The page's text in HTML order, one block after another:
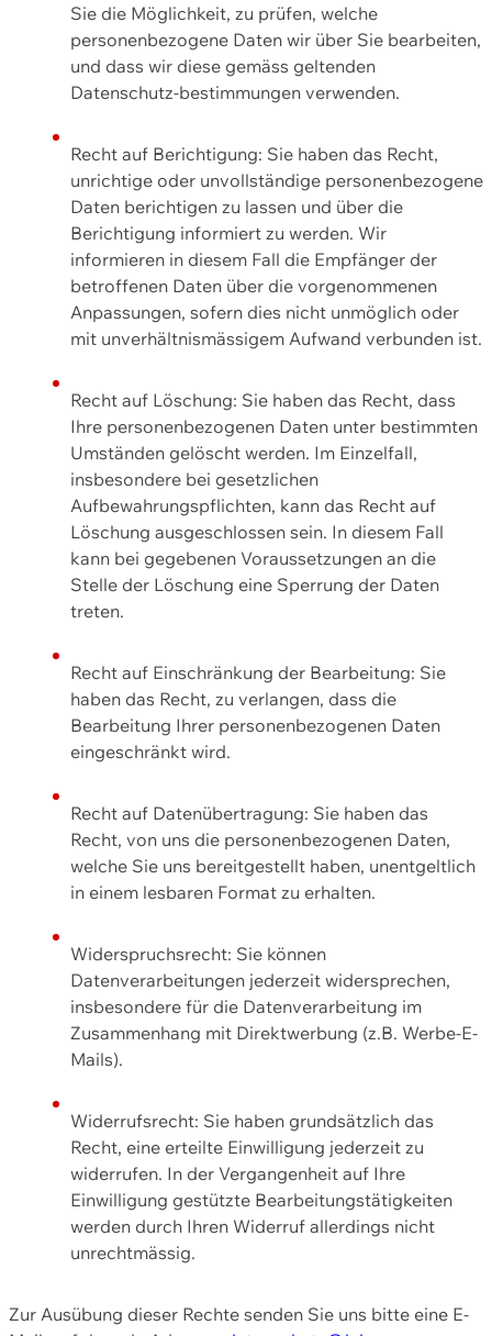
Sie die Möglichkeit, zu prüfen, welche
personenbezogene Daten wir über Sie bearbeiten,
und dass wir diese gemäss geltenden
Datenschutz-bestimmungen verwenden.
Recht auf Berichtigung: Sie haben das Recht,
unrichtige oder unvollständige personenbezogene
Daten berichtigen zu lassen und über die
Berichtigung informiert zu werden. Wir
informieren in diesem Fall die Empfänger der
betroffenen Daten über die vorgenommenen
Anpassungen, sofern dies nicht unmöglich oder
mit unverhältnismässigem Aufwand verbunden ist.
Recht auf Löschung: Sie haben das Recht, dass
Ihre personenbezogenen Daten unter bestimmten
Umständen gelöscht werden. Im Einzelfall,
insbesondere bei gesetzlichen
Aufbewahrungspflichten, kann das Recht auf
Löschung ausgeschlossen sein. In diesem Fall
kann bei gegebenen Voraussetzungen an die
Stelle der Löschung eine Sperrung der Daten
treten.
Recht auf Einschränkung der Bearbeitung: Sie
haben das Recht, zu verlangen, dass die
Bearbeitung Ihrer personenbezogenen Daten
eingeschränkt wird.
Recht auf Datenübertragung: Sie haben das
Recht, von uns die personenbezogenen Daten,
welche Sie uns bereitgestellt haben, unentgeltlich
in einem lesbaren Format zu erhalten.
Widerspruchsrecht: Sie können
Datenverarbeitungen jederzeit widersprechen,
insbesondere für die Datenverarbeitung im
Zusammenhang mit Direktwerbung (z.B. Werbe-E-
Mails).
Widerrufsrecht: Sie haben grundsätzlich das
Recht, eine erteilte Einwilligung jederzeit zu
widerrufen. In der Vergangenheit auf Ihre
Einwilligung gestützte Bearbeitungstätigkeiten
werden durch Ihren Widerruf allerdings nicht
unrechtmässig.
Zur Ausübung dieser Rechte senden Sie uns bitte eine E-